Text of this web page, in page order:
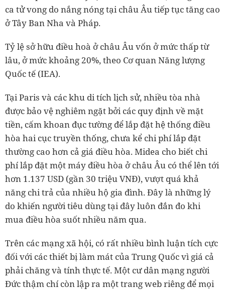
ca tử vong do nắng nóng tại châu Âu tiếp tục tăng cao
ở Tây Ban Nha và Pháp.
Tỷ lệ sở hữu điều hoà ở châu Âu vốn ở mức thấp từ
lâu, ở mức khoảng 20%, theo Cơ quan Năng lượng
Quốc tế (IEA).
Tại Paris và các khu di tích lịch sử, nhiều tòa nhà
được bảo vệ nghiêm ngặt bởi các quy định về mặt
tiền, cấm khoan đục tường để lắp đặt hệ thống điều
hòa hai cục truyền thống, chưa kể chi phí lắp đặt
thường cao hơn cả giá điều hòa. Midea cho biết chi
phí lắp đặt một máy điều hòa ở châu Âu có thể lên tới
hơn 1.137 USD (gần 30 triệu VNĐ), vượt quá khả
năng chi trả của nhiều hộ gia đình. Đây là những lý
do khiến người tiêu dùng tại đây luôn đắn đo khi
mua điều hòa suốt nhiều năm qua.
Trên các mạng xã hội, có rất nhiều bình luận tích cực
đối với các thiết bị làm mát của Trung Quốc vì giá cả
phải chăng và tính thực tế. Một cư dân mạng người
Đức thậm chí còn lập ra một trang web riêng để mọi